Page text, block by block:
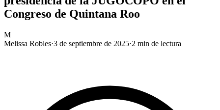
Congreso de Quintana Roo
M
Melissa Robles·3 de septiembre de 2025·2 min de lectura